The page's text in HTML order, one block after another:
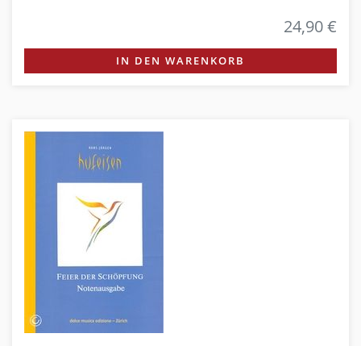
24,90 €
IN DEN WARENKORB